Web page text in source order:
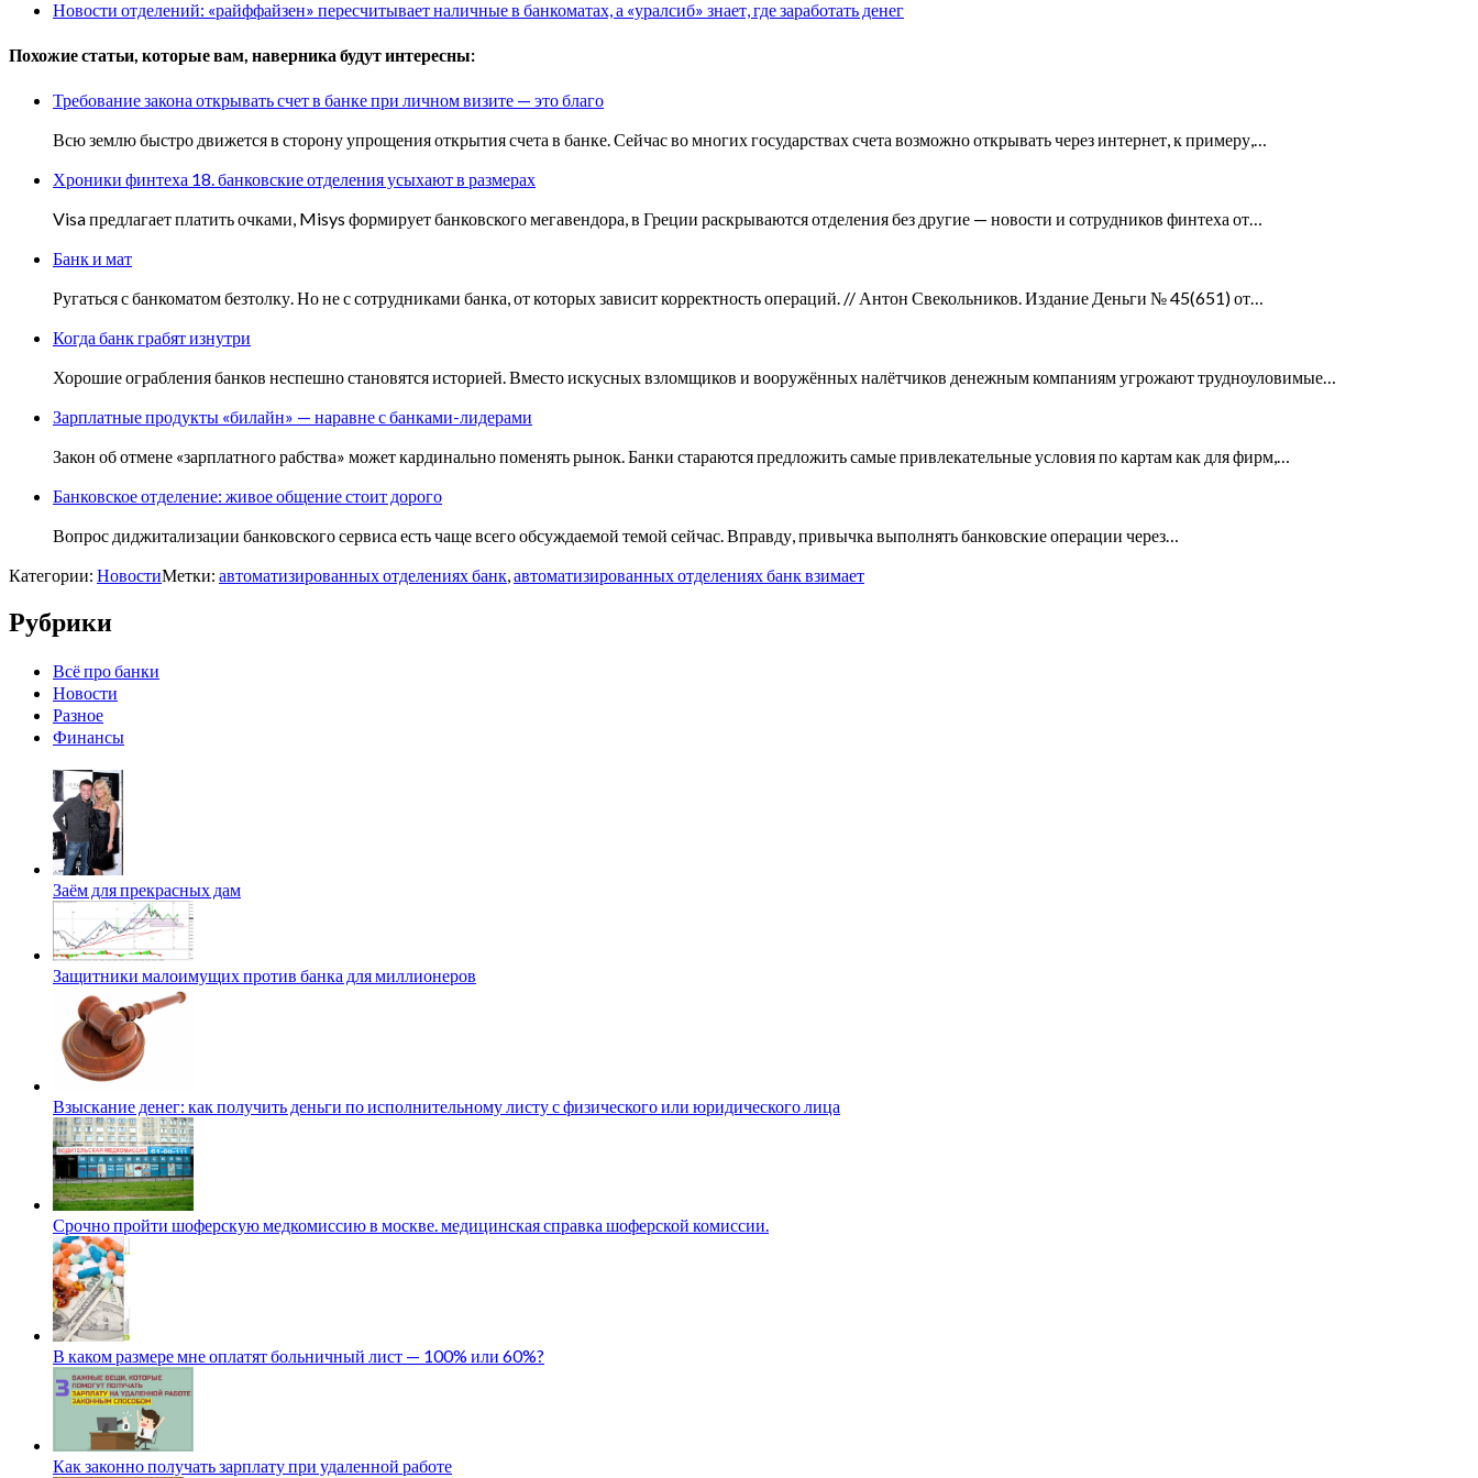
Новости отделений: «райффайзен» пересчитывает наличные в банкоматах, а «уралсиб» знает, где заработать денег
Похожие статьи, которые вам, наверника будут интересны:
Требование закона открывать счет в банке при личном визите — это благо
Всю землю быстро движется в сторону упрощения открытия счета в банке. Сейчас во многих государствах счета возможно открывать через интернет, к примеру,…
Хроники финтеха 18. банковские отделения усыхают в размерах
Visa предлагает платить очками, Misys формирует банковского мегавендора, в Греции раскрываются отделения без другие — новости и сотрудников финтеха от…
Банк и мат
Ругаться с банкоматом безтолку. Но не с сотрудниками банка, от которых зависит корректность операций. // Антон Свекольников. Издание Деньги № 45(651) от…
Когда банк грабят изнутри
Хорошие ограбления банков неспешно становятся историей. Вместо искусных взломщиков и вооружённых налётчиков денежным компаниям угрожают трудноуловимые…
Зарплатные продукты «билайн» — наравне с банками-лидерами
Закон об отмене «зарплатного рабства» может кардинально поменять рынок. Банки стараются предложить самые привлекательные условия по картам как для фирм,…
Банковское отделение: живое общение стоит дорого
Вопрос диджитализации банковского сервиса есть чаще всего обсуждаемой темой сейчас. Вправду, привычка выполнять банковские операции через…
Категории: НовостиМетки: автоматизированных отделениях банк,автоматизированных отделениях банк взимает
Рубрики
Всё про банки
Новости
Разное
Финансы
Заём для прекрасных дам
Защитники малоимущих против банка для миллионеров
Взыскание денег: как получить деньги по исполнительному листу с физического или юридического лица
Срочно пройти шоферскую медкомиссию в москве. медицинская справка шоферской комиссии.
В каком размере мне оплатят больничный лист — 100% или 60%?
Как законно получать зарплату при удаленной работе